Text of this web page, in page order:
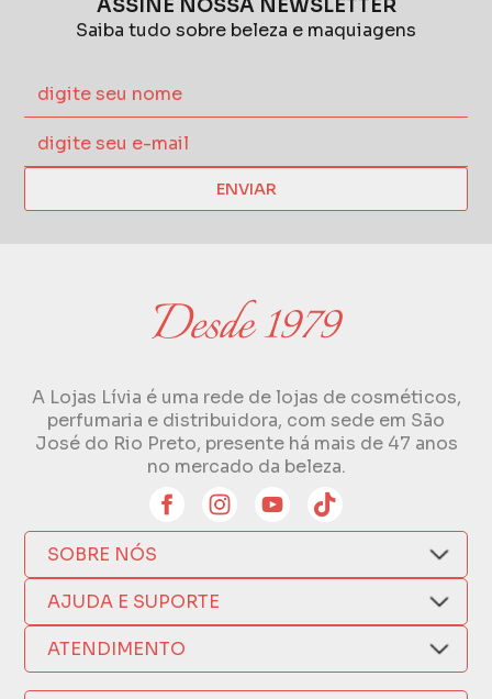
ASSINE NOSSA NEWSLETTER
Saiba tudo sobre beleza e maquiagens
ENVIAR
A Lojas Lívia é uma rede de lojas de cosméticos,
perfumaria e distribuidora, com sede em São
José do Rio Preto, presente há mais de 47 anos
no mercado da beleza.
SOBRE NÓS
Quem Somos
Compra Segura
Como Comprar
Nossas Lojas
AJUDA E SUPORTE
Nosso Aplicativo
Trocas e Devoluções
Formas de Pagamento
ATENDIMENTO